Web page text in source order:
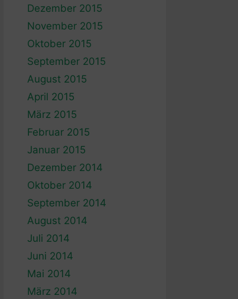
Dezember 2015
November 2015
Oktober 2015
September 2015
August 2015
April 2015
März 2015
Februar 2015
Januar 2015
Dezember 2014
Oktober 2014
September 2014
August 2014
Juli 2014
Juni 2014
Mai 2014
März 2014